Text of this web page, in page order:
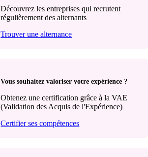
Découvrez les entreprises qui recrutent
régulièrement des alternants
Trouver une alternance
Vous souhaitez valoriser votre expérience ?
Obtenez une certification grâce à la VAE
(Validation des Acquis de l'Expérience)
Certifier ses compétences